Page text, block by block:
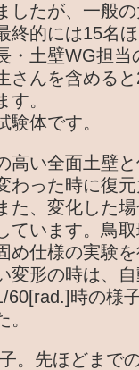
したが、一般
終的には15名
・土壁WG担
さんを含める
。
験体です。
高い全面土壁
わった時に復
た、変化した
ています。鳥
め仕様の実験
変形の時は、
60[rad.]時の様
。先ほどまで